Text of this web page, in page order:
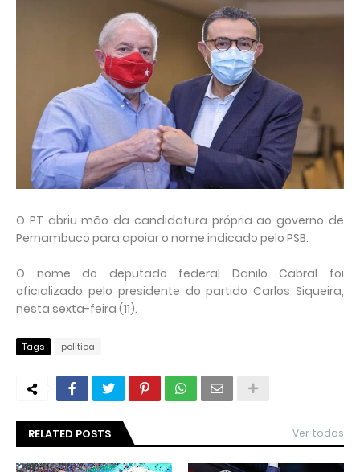
O PT abriu mão da candidatura própria ao governo de
Pernambuco para apoiar o nome indicado pelo PSB.
O nome do deputado federal Danilo Cabral foi
oficializado pelo presidente do partido Carlos Siqueira,
nesta sexta-feira (11).
Tags politica
RELATED POSTS Ver todos